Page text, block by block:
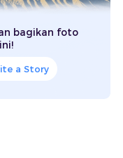
bagikan foto
a Story